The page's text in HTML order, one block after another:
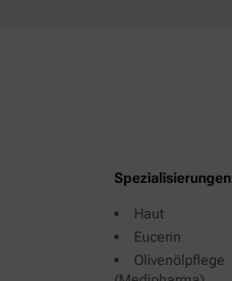
Spezialisierungen
Haut
Eucerin
Olivenölpflege